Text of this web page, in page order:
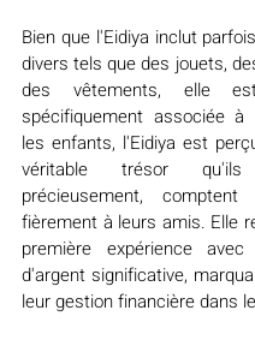
Bien que l'Eidiya inclut
divers tels que des jouets,
des vêtements, elle
spécifiquement associée à
les enfants, l'Eidiya est
véritable trésor qu'ils
précieusement,
fièrement à leurs amis. Elle
première expérience
d'argent significative,
leur gestion financière dans